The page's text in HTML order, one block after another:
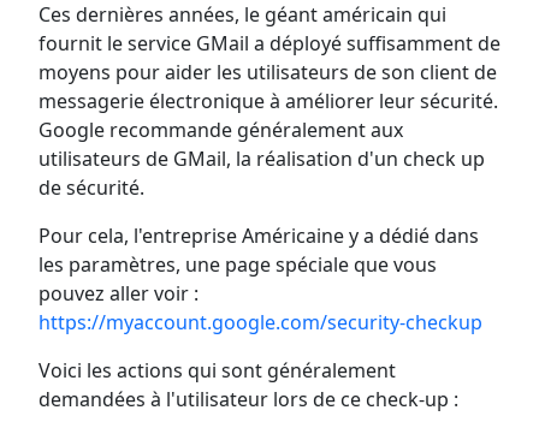
Ces dernières années, le géant américain qui
fournit le service GMail a déployé suffisamment de
moyens pour aider les utilisateurs de son client de
messagerie électronique à améliorer leur sécurité.
Google recommande généralement aux
utilisateurs de GMail, la réalisation d'un check up
de sécurité.
Pour cela, l'entreprise Américaine y a dédié dans
les paramètres, une page spéciale que vous
pouvez aller voir :
https://myaccount.google.com/security-checkup
Voici les actions qui sont généralement
demandées à l'utilisateur lors de ce check-up :